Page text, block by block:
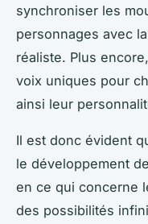
synchroniser les
personnages avec
réaliste. Plus
voix uniques pour
ainsi leur
Il est donc évident
le développement
en ce qui concerne
des possibilités